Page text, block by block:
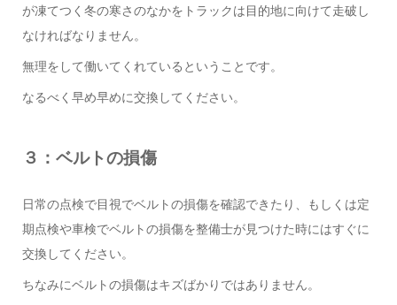
が凍てつく冬の寒さのなかをトラックは目的地に向けて走破し
なければなりません。
無理をして働いてくれているということです。
なるべく早め早めに交換してください。
３：ベルトの損傷
日常の点検で目視でベルトの損傷を確認できたり、もしくは定
期点検や車検でベルトの損傷を整備士が見つけた時にはすぐに
交換してください。
ちなみにベルトの損傷はキズばかりではありません。